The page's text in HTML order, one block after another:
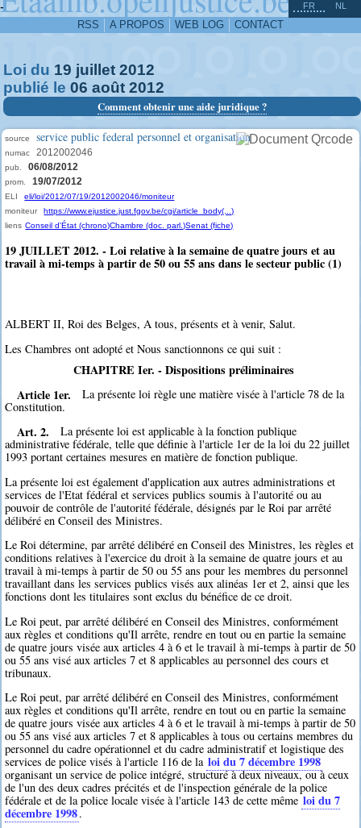
-
RSS A PROPOS WEB LOG CONTACT
FR NL
Loi du 19 juillet 2012
publié le 06 août 2012
Comment obtenir une aide juridique ?
source service public federal personnel et organisation
numac 2012002046
pub. 06/08/2012
prom. 19/07/2012
ELI
eli/loi/2012/07/19/2012002046/moniteur
moniteur
https://www.ejustice.just.fgov.be/cgi/article_body(...)
liens Conseil d'État (chrono)Chambre (doc. parl.)Senat (fiche)
19 JUILLET 2012. - Loi relative à la semaine de quatre jours et au
travail à mi-temps à partir de 50 ou 55 ans dans le secteur public (1)
ALBERT II, Roi des Belges, A tous, présents et à venir, Salut.
Les Chambres ont adopté et Nous sanctionnons ce qui suit :
CHAPITRE Ier. - Dispositions préliminaires
Article 1er.
La présente loi règle une matière visée à l'article 78 de la
Constitution.
Art. 2.
La présente loi est applicable à la fonction publique
administrative fédérale, telle que définie à l'article 1er de la loi du 22 juillet
1993 portant certaines mesures en matière de fonction publique.
La présente loi est également d'application aux autres administrations et
services de l'Etat fédéral et services publics soumis à l'autorité ou au
pouvoir de contrôle de l'autorité fédérale, désignés par le Roi par arrêté
délibéré en Conseil des Ministres.
Le Roi détermine, par arrêté délibéré en Conseil des Ministres, les règles et
conditions relatives à l'exercice du droit à la semaine de quatre jours et au
travail à mi-temps à partir de 50 ou 55 ans pour les membres du personnel
travaillant dans les services publics visés aux alinéas 1er et 2, ainsi que les
fonctions dont les titulaires sont exclus du bénéfice de ce droit.
Le Roi peut, par arrêté délibéré en Conseil des Ministres, conformément
aux règles et conditions qu'Il arrête, rendre en tout ou en partie la semaine
de quatre jours visée aux articles 4 à 6 et le travail à mi-temps à partir de 50
ou 55 ans visé aux articles 7 et 8 applicables au personnel des cours et
tribunaux.
Le Roi peut, par arrêté délibéré en Conseil des Ministres, conformément
aux règles et conditions qu'Il arrête, rendre en tout ou en partie la semaine
de quatre jours visée aux articles 4 à 6 et le travail à mi-temps à partir de 50
ou 55 ans visé aux articles 7 et 8 applicables à tous ou certains membres du
personnel du cadre opérationnel et du cadre administratif et logistique des
services de police visés à l'article 116 de la loi du 7 décembre 1998
organisant un service de police intégré, structuré à deux niveaux, ou à ceux
de l'un des deux cadres précités et de l'inspection générale de la police
fédérale et de la police locale visée à l'article 143 de cette même loi du 7
décembre 1998.
^